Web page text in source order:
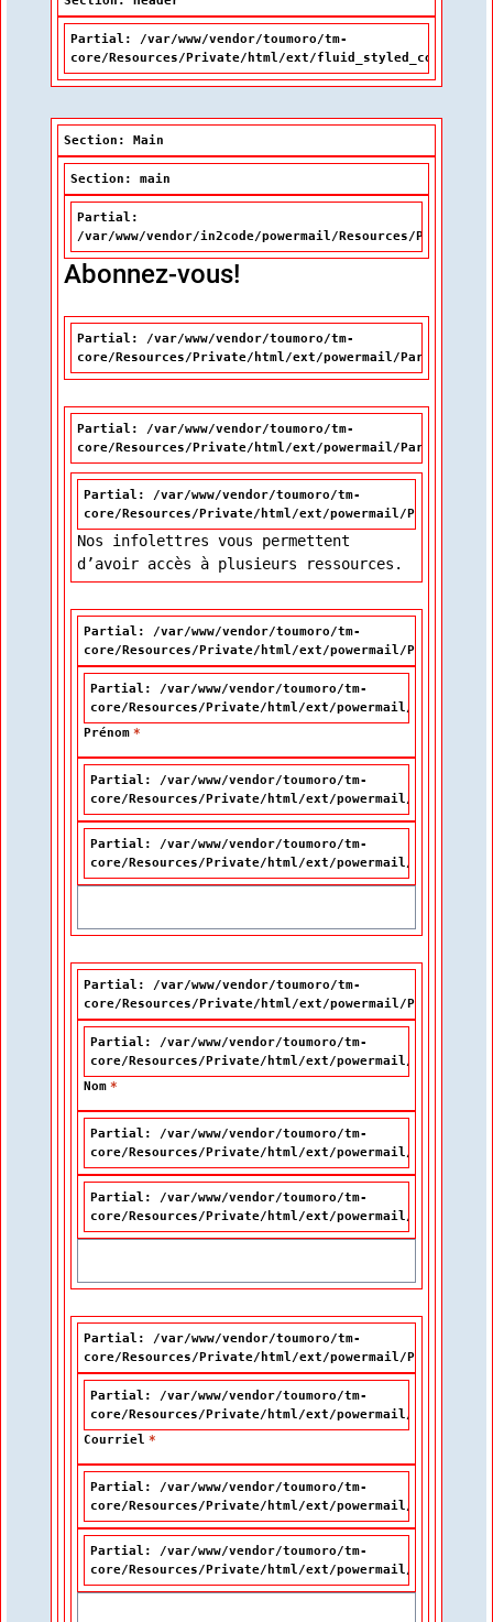
Partial: /var/www/vendor/toumoro/tm-
core/Resources/Private/html/ext/fluid_styled_content/
Section: Main
Section: main
Partial:
/var/www/vendor/in2code/powermail/Resources/Private/
Abonnez-vous!
Partial: /var/www/vendor/toumoro/tm-
core/Resources/Private/html/ext/powermail/Partials/
Partial: /var/www/vendor/toumoro/tm-
core/Resources/Private/html/ext/powermail/Partials/
Partial: /var/www/vendor/toumoro/tm-
core/Resources/Private/html/ext/powermail/Partials/
Nos infolettres vous permettent
d’avoir accès à plusieurs ressources.
Partial: /var/www/vendor/toumoro/tm-
core/Resources/Private/html/ext/powermail/Partials/
Partial: /var/www/vendor/toumoro/tm-
core/Resources/Private/html/ext/powermail/Partials/
Prénom*
Partial: /var/www/vendor/toumoro/tm-
core/Resources/Private/html/ext/powermail/Partials/
Partial: /var/www/vendor/toumoro/tm-
core/Resources/Private/html/ext/powermail/Partials/
Partial: /var/www/vendor/toumoro/tm-
core/Resources/Private/html/ext/powermail/Partials/
Partial: /var/www/vendor/toumoro/tm-
core/Resources/Private/html/ext/powermail/Partials/
Nom*
Partial: /var/www/vendor/toumoro/tm-
core/Resources/Private/html/ext/powermail/Partials/
Partial: /var/www/vendor/toumoro/tm-
core/Resources/Private/html/ext/powermail/Partials/
Partial: /var/www/vendor/toumoro/tm-
core/Resources/Private/html/ext/powermail/Partials/
Partial: /var/www/vendor/toumoro/tm-
core/Resources/Private/html/ext/powermail/Partials/
Courriel*
Partial: /var/www/vendor/toumoro/tm-
core/Resources/Private/html/ext/powermail/Partials/
Partial: /var/www/vendor/toumoro/tm-
core/Resources/Private/html/ext/powermail/Partials/